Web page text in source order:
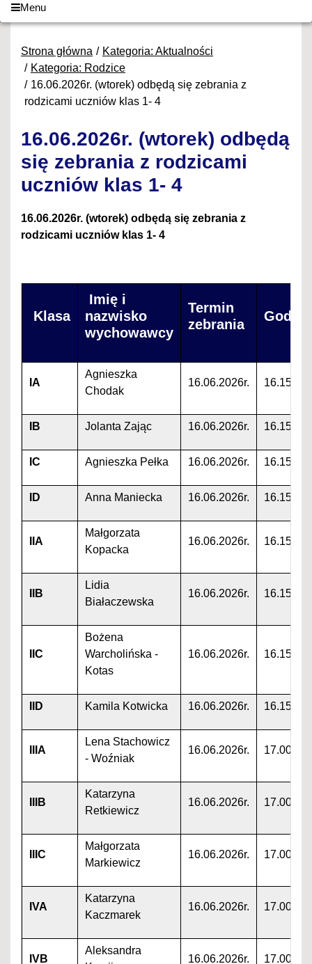
Menu
Strona główna
Kategoria: Aktualności
Kategoria: Rodzice
16.06.2026r. (wtorek) odbędą się zebrania z
rodzicami uczniów klas 1- 4
16.06.2026r. (wtorek) odbędą
się zebrania z rodzicami
uczniów klas 1- 4
16.06.2026r. (wtorek) odbędą się zebrania z
rodzicami uczniów klas 1- 4
Klasa
Imię i
nazwisko
wychowawcy
Termin
zebrania
IA
Agnieszka
Chodak
16.06.2026r. 16.15
IB Jolanta Zając 16.06.2026r. 16.15
IC Agnieszka Pełka 16.06.2026r. 16.15
ID Anna Maniecka 16.06.2026r. 16.15
IIA
Małgorzata
Kopacka
16.06.2026r. 16.15
IIB
Lidia
Białaczewska
16.06.2026r. 16.15
IIC
Bożena
Warcholińska -
Kotas
16.06.2026r. 16.15
IID Kamila Kotwicka 16.06.2026r. 16.15
IIIA
Lena Stachowicz
- Woźniak
16.06.2026r. 17.00
IIIB
Katarzyna
Retkiewicz
16.06.2026r. 17.00
IIIC
Małgorzata
Markiewicz
16.06.2026r. 17.00
IVA
Katarzyna
Kaczmarek
16.06.2026r. 17.00
IVB
Aleksandra
16.06.2026r. 17.00